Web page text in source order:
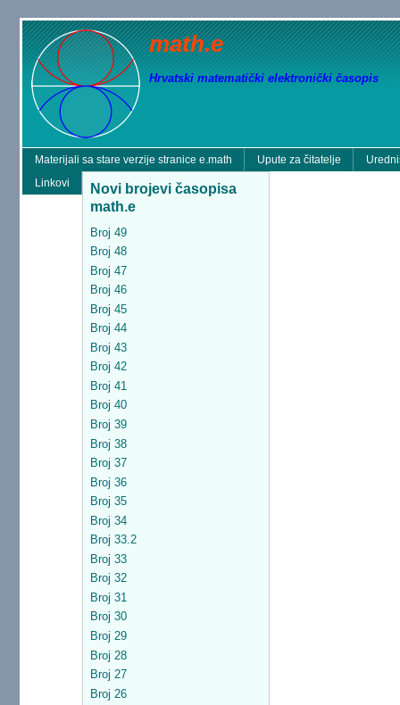
math.e
Hrvatski matematički elektronički časopis
Materijali sa stare verzije stranice e.math Upute za čitatelje
Linkovi
Novi brojevi časopisa
math.e
Broj 49
Broj 48
Broj 47
Broj 46
Broj 45
Broj 44
Broj 43
Broj 42
Broj 41
Broj 40
Broj 39
Broj 38
Broj 37
Broj 36
Broj 35
Broj 34
Broj 33.2
Broj 33
Broj 32
Broj 31
Broj 30
Broj 29
Broj 28
Broj 27
Broj 26